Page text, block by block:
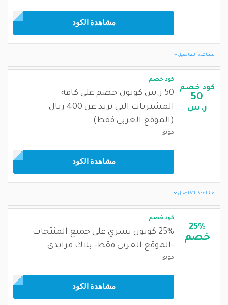
مشاهدة الكود
مشاهدة التفاصيل
كود خصم
50
ر.س
كود خصم
50 ر.س كوبون خصم على كافة
المشتريات التي تزيد عن 400 ريال
(الموقع العربي فقط)
موثق
مشاهدة الكود
مشاهدة التفاصيل
25%
خصم
كود خصم
25% كوبون يسري على جميع المنتجات
-الموقع العربي فقط- بلاك فرايدي
موثق
مشاهدة الكود